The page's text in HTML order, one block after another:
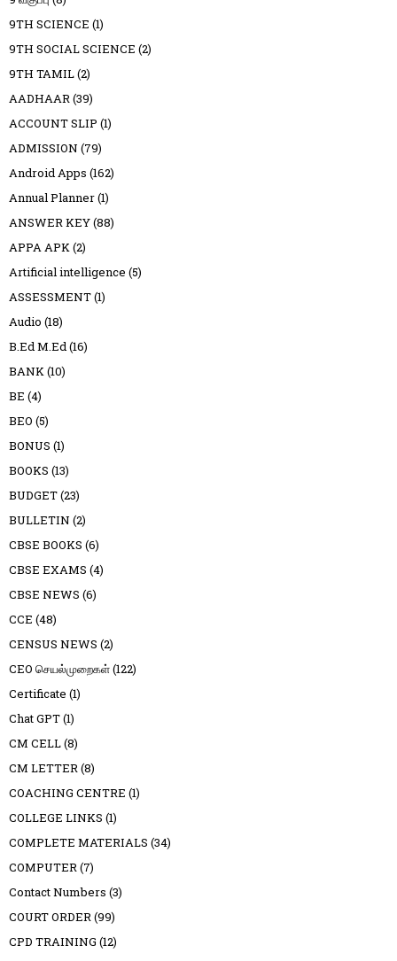
9TH SCIENCE (1)
9TH SOCIAL SCIENCE (2)
9TH TAMIL(2)
AADHAAR(39)
ACCOUNT SLIP (1)
ADMISSION (79)
Android Apps (162)
Annual Planner(1)
ANSWER KEY(88)
APPA APK(2)
Artificial intelligence (5)
ASSESSMENT(1)
Audio (18)
B.Ed M.Ed(16)
BANK(10)
BE (4)
BEO (5)
BONUS (1)
BOOKS (13)
BUDGET(23)
BULLETIN (2)
CBSE BOOKS (6)
CBSE EXAMS (4)
CBSE NEWS (6)
CCE (48)
CENSUS NEWS (2)
CEO செயல்முறைகள்(122)
Certificate (1)
Chat GPT(1)
CM CELL(8)
CM LETTER(8)
COACHING CENTRE (1)
COLLEGE LINKS (1)
COMPLETE MATERIALS (34)
COMPUTER(7)
Contact Numbers (3)
COURT ORDER(99)
CPD TRAINING (12)